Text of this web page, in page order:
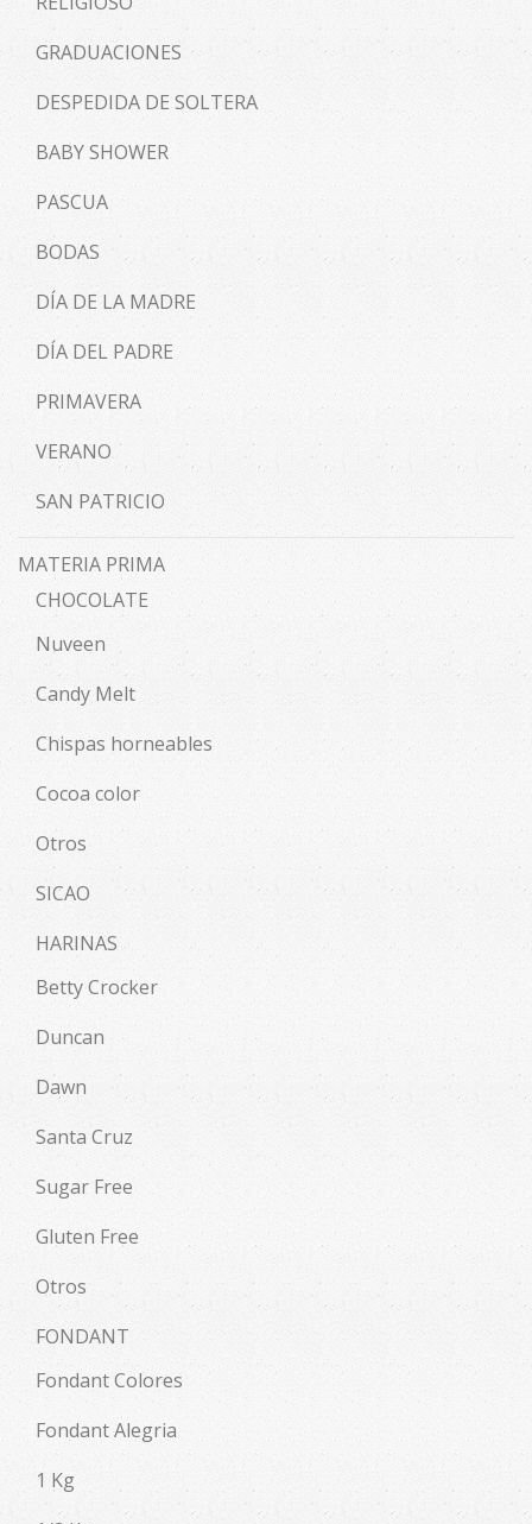
GRADUACIONES
DESPEDIDA DE SOLTERA
BABY SHOWER
PASCUA
BODAS
DÍA DE LA MADRE
DÍA DEL PADRE
PRIMAVERA
VERANO
SAN PATRICIO
MATERIA PRIMA
CHOCOLATE
Nuveen
Candy Melt
Chispas horneables
Cocoa color
Otros
SICAO
HARINAS
Betty Crocker
Duncan
Dawn
Santa Cruz
Sugar Free
Gluten Free
Otros
FONDANT
Fondant Colores
Fondant Alegria
1 Kg